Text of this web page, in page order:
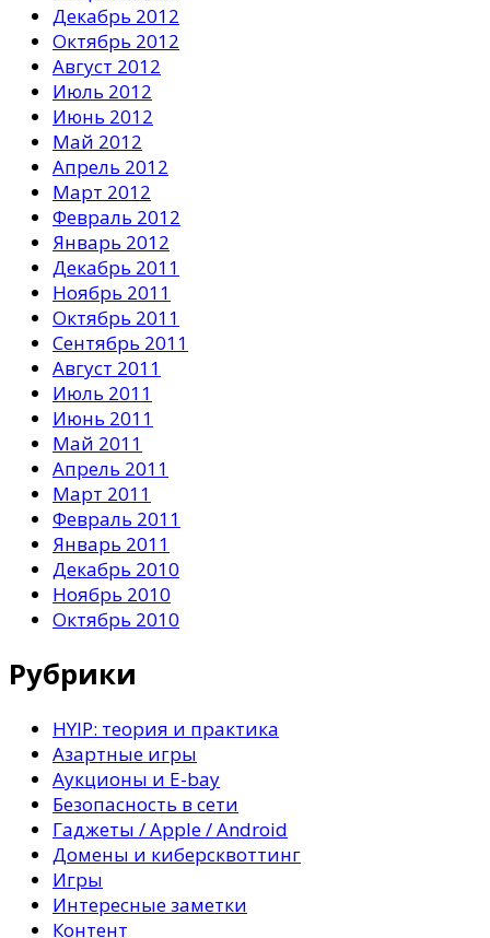
Декабрь 2012
Октябрь 2012
Август 2012
Июль 2012
Июнь 2012
Май 2012
Апрель 2012
Март 2012
Февраль 2012
Январь 2012
Декабрь 2011
Ноябрь 2011
Октябрь 2011
Сентябрь 2011
Август 2011
Июль 2011
Июнь 2011
Май 2011
Апрель 2011
Март 2011
Февраль 2011
Январь 2011
Декабрь 2010
Ноябрь 2010
Октябрь 2010
Рубрики
HYIP: теория и практика
Азартные игры
Аукционы и E-bay
Безопасность в сети
Гаджеты / Apple / Android
Домены и киберсквоттинг
Игры
Интересные заметки
Контент